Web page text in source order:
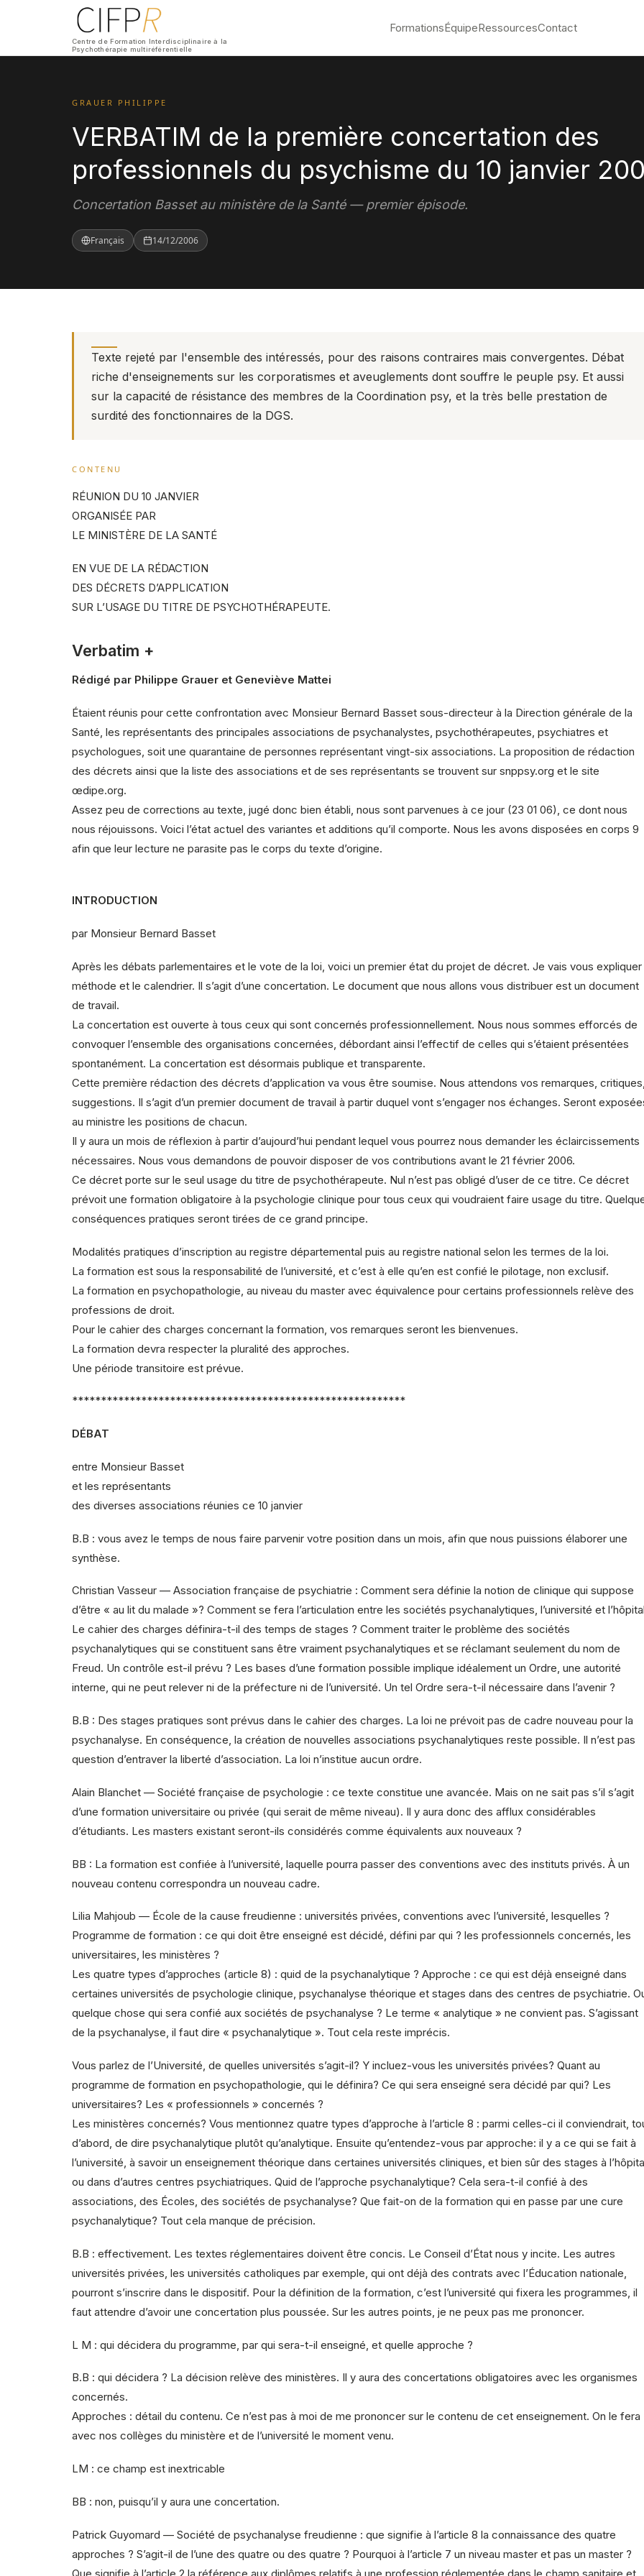
Centre de Formation Interdisciplinaire à la
Psychothérapie multiréférentielle
FormationsÉquipeRessourcesContact
GRAUER PHILIPPE
VERBATIM de la première concertation des
professionnels du psychisme du 10 janvier
Concertation Basset au ministère de la Santé — premier épisode.
Français 14/12/2006
Texte rejeté par l'ensemble des intéressés, pour des raisons contraires mais convergentes. Débat
riche d'enseignements sur les corporatismes et aveuglements dont souffre le peuple psy. Et aussi
sur la capacité de résistance des membres de la Coordination psy, et la très belle prestation de
surdité des fonctionnaires de la DGS.
CONTENU
RÉUNION DU 10 JANVIER
ORGANISÉE PAR
LE MINISTÈRE DE LA SANTÉ
EN VUE DE LA RÉDACTION
DES DÉCRETS D’APPLICATION
SUR L’USAGE DU TITRE DE PSYCHOTHÉRAPEUTE.
Verbatim +
Rédigé par Philippe Grauer et Geneviève Mattei
Étaient réunis pour cette confrontation avec Monsieur Bernard Basset sous-directeur à la Direction générale de la
Santé, les représentants des principales associations de psychanalystes, psychothérapeutes, psychiatres et
psychologues, soit une quarantaine de personnes représentant vingt-six associations. La proposition de rédaction
des décrets ainsi que la liste des associations et de ses représentants se trouvent sur snppsy.org et le site
œdipe.org.
Assez peu de corrections au texte, jugé donc bien établi, nous sont parvenues à ce jour (23 01 06), ce dont nous
nous réjouissons. Voici l’état actuel des variantes et additions qu’il comporte. Nous les avons disposées en corps 9
afin que leur lecture ne parasite pas le corps du texte d’origine.
INTRODUCTION
par Monsieur Bernard Basset
Après les débats parlementaires et le vote de la loi, voici un premier état du projet de décret. Je vais vous expliquer
méthode et le calendrier. Il s’agit d’une concertation. Le document que nous allons vous distribuer est un document
de travail.
La concertation est ouverte à tous ceux qui sont concernés professionnellement. Nous nous sommes efforcés de
convoquer l’ensemble des organisations concernées, débordant ainsi l’effectif de celles qui s’étaient présentées
spontanément. La concertation est désormais publique et transparente.
Cette première rédaction des décrets d’application va vous être soumise. Nous attendons vos remarques, critiques,
suggestions. Il s’agit d’un premier document de travail à partir duquel vont s’engager nos échanges. Seront
au ministre les positions de chacun.
Il y aura un mois de réflexion à partir d’aujourd’hui pendant lequel vous pourrez nous demander les éclaircissements
nécessaires. Nous vous demandons de pouvoir disposer de vos contributions avant le 21 février 2006.
Ce décret porte sur le seul usage du titre de psychothérapeute. Nul n’est pas obligé d’user de ce titre. Ce décret
prévoit une formation obligatoire à la psychologie clinique pour tous ceux qui voudraient faire usage du titre.
conséquences pratiques seront tirées de ce grand principe.
Modalités pratiques d’inscription au registre départemental puis au registre national selon les termes de la loi.
La formation est sous la responsabilité de l’université, et c’est à elle qu’en est confié le pilotage, non exclusif.
La formation en psychopathologie, au niveau du master avec équivalence pour certains professionnels relève des
professions de droit.
Pour le cahier des charges concernant la formation, vos remarques seront les bienvenues.
La formation devra respecter la pluralité des approches.
Une période transitoire est prévue.
**********************************************************
DÉBAT
entre Monsieur Basset
et les représentants
des diverses associations réunies ce 10 janvier
B.B : vous avez le temps de nous faire parvenir votre position dans un mois, afin que nous puissions élaborer une
synthèse.
Christian Vasseur — Association française de psychiatrie : Comment sera définie la notion de clinique qui suppose
d’être « au lit du malade »? Comment se fera l’articulation entre les sociétés psychanalytiques, l’université et
Le cahier des charges définira-t-il des temps de stages ? Comment traiter le problème des sociétés
psychanalytiques qui se constituent sans être vraiment psychanalytiques et se réclamant seulement du nom de
Freud. Un contrôle est-il prévu ? Les bases d’une formation possible implique idéalement un Ordre, une autorité
interne, qui ne peut relever ni de la préfecture ni de l’université. Un tel Ordre sera-t-il nécessaire dans l’avenir ?
B.B : Des stages pratiques sont prévus dans le cahier des charges. La loi ne prévoit pas de cadre nouveau pour la
psychanalyse. En conséquence, la création de nouvelles associations psychanalytiques reste possible. Il n’est pas
question d’entraver la liberté d’association. La loi n’institue aucun ordre.
Alain Blanchet — Société française de psychologie : ce texte constitue une avancée. Mais on ne sait pas s’il s’agit
d’une formation universitaire ou privée (qui serait de même niveau). Il y aura donc des afflux considérables
d’étudiants. Les masters existant seront-ils considérés comme équivalents aux nouveaux ?
BB : La formation est confiée à l’université, laquelle pourra passer des conventions avec des instituts privés. À un
nouveau contenu correspondra un nouveau cadre.
Lilia Mahjoub — École de la cause freudienne : universités privées, conventions avec l’université, lesquelles ?
Programme de formation : ce qui doit être enseigné est décidé, défini par qui ? les professionnels concernés, les
universitaires, les ministères ?
Les quatre types d’approches (article 8) : quid de la psychanalytique ? Approche : ce qui est déjà enseigné dans
certaines universités de psychologie clinique, psychanalyse théorique et stages dans des centres de psychiatrie.
quelque chose qui sera confié aux sociétés de psychanalyse ? Le terme « analytique » ne convient pas. S’agissant
de la psychanalyse, il faut dire « psychanalytique ». Tout cela reste imprécis.
Vous parlez de l’Université, de quelles universités s’agit-il? Y incluez-vous les universités privées? Quant au
programme de formation en psychopathologie, qui le définira? Ce qui sera enseigné sera décidé par qui? Les
universitaires? Les « professionnels » concernés ?
Les ministères concernés? Vous mentionnez quatre types d’approche à l’article 8 : parmi celles-ci il conviendrait,
d’abord, de dire psychanalytique plutôt qu’analytique. Ensuite qu’entendez-vous par approche: il y a ce qui se fait à
l’université, à savoir un enseignement théorique dans certaines universités cliniques, et bien sûr des stages à
ou dans d’autres centres psychiatriques. Quid de l’approche psychanalytique? Cela sera-t-il confié à des
associations, des Écoles, des sociétés de psychanalyse? Que fait-on de la formation qui en passe par une cure
psychanalytique? Tout cela manque de précision.
B.B : effectivement. Les textes réglementaires doivent être concis. Le Conseil d’État nous y incite. Les autres
universités privées, les universités catholiques par exemple, qui ont déjà des contrats avec l’Éducation nationale,
pourront s’inscrire dans le dispositif. Pour la définition de la formation, c’est l’université qui fixera les programmes, il
faut attendre d’avoir une concertation plus poussée. Sur les autres points, je ne peux pas me prononcer.
L M : qui décidera du programme, par qui sera-t-il enseigné, et quelle approche ?
B.B : qui décidera ? La décision relève des ministères. Il y aura des concertations obligatoires avec les organismes
concernés.
Approches : détail du contenu. Ce n’est pas à moi de me prononcer sur le contenu de cet enseignement. On le fera
avec nos collèges du ministère et de l’université le moment venu.
LM : ce champ est inextricable
BB : non, puisqu’il y aura une concertation.
Patrick Guyomard — Société de psychanalyse freudienne : que signifie à l’article 8 la connaissance des quatre
approches ? S’agit-il de l’une des quatre ou des quatre ? Pourquoi à l’article 7 un niveau master et pas un master ?
Que signifie à l’article 2 la référence aux diplômes relatifs à une profession réglementée dans le champ sanitaire et